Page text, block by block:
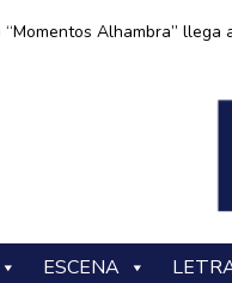
“Momentos Alhambra” llega
ESCENA